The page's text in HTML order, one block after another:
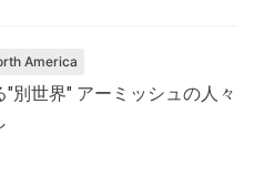
America
"別世界" アーミッシュの人々